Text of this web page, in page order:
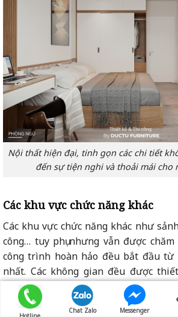
Nội thất hiện đại, tinh gọn các chi tiết
đến sự tiện nghi và thoải mái cho
Các khu vực chức năng khác
Các khu vực chức năng khác như
công… tuy phụ nhưng vẫn được
công trình hoàn hảo đều bắt đầu
nhất. Các không gian đều được
nhất trong phong cách thiết kế, gam
không có sự chênh lệch giữa các phòng
Chat Zalo Messenger